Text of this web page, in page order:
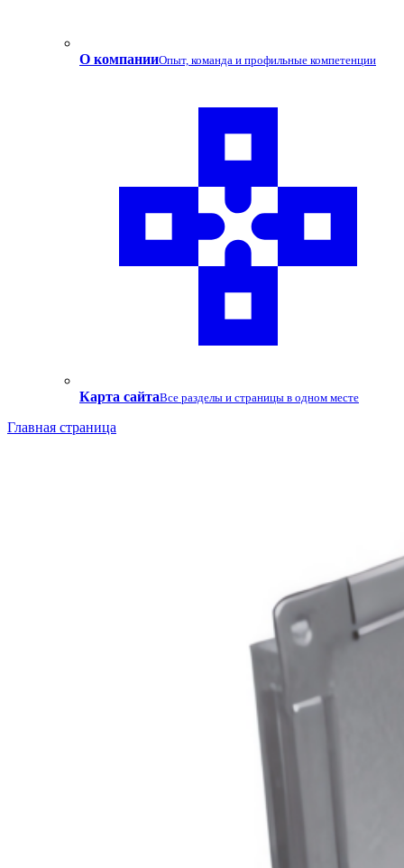
О компанииОпыт, команда и профильные компетенции
Карта сайтаВсе разделы и страницы в одном месте
Главная страница